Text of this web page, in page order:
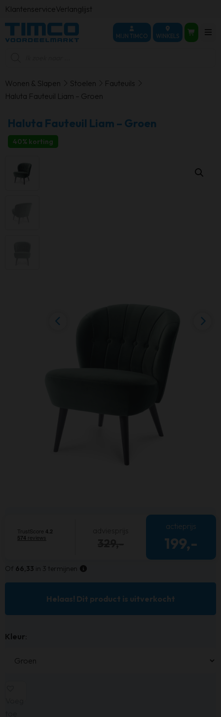
KlantenserviceVerlanglijst
MIJN TIMCO WINKELS
Wonen & Slapen Stoelen
Fauteuils
Haluta Fauteuil Liam – Groen
Haluta Fauteuil Liam – Groen
40% korting
actieprijs
199,-
Of 66,33 in 3 termijnen
Helaas! Dit product is uitverkocht
Kleur